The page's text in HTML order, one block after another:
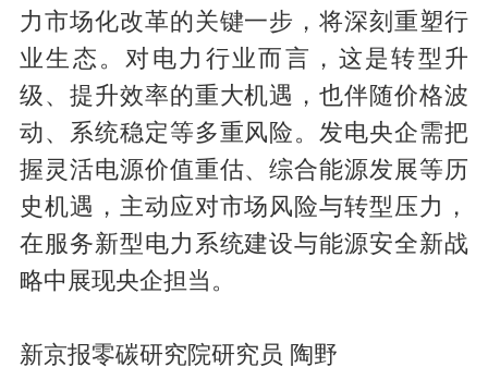
力市场化改革的关键一步，将深刻重塑行
业生态。对电力行业而言，这是转型升
级、提升效率的重大机遇，也伴随价格波
动、系统稳定等多重风险。发电央企需把
握灵活电源价值重估、综合能源发展等历
史机遇，主动应对市场风险与转型压力，
在服务新型电力系统建设与能源安全新战
略中展现央企担当。
新京报零碳研究院研究员 陶野